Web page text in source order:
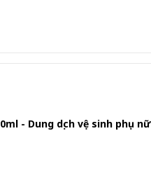
- Dung dịch vệ sinh phụ nữ